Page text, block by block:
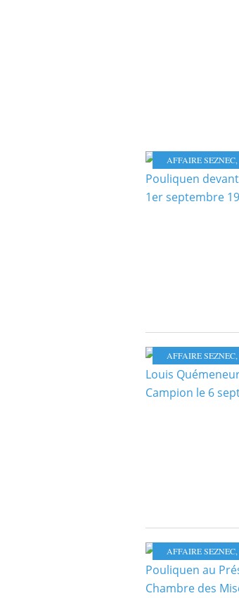
AFFAIRE SEZNEC,
AFFAIRE SEZNEC,
AFFAIRE SEZNEC,